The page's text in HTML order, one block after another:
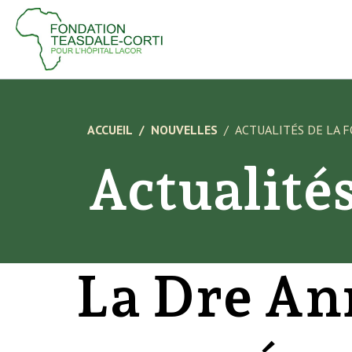
ACCUEIL NOUVELLES ACTUALITÉS DE LA
La Dre